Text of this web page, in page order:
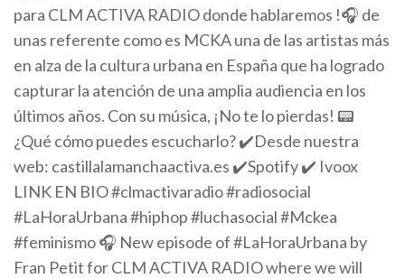
para CLM ACTIVA RADIO donde hablaremos !🎧 de
unas referente como es MCKA una de las artistas más
en alza de la cultura urbana en España que ha logrado
capturar la atención de una amplia audiencia en los
últimos años. Con su música, ¡No te lo pierdas! 📟
¿Qué cómo puedes escucharlo? ✔️Desde nuestra
web: castillalamanchaactiva.es ✔️Spotify ✔️ Ivoox
LINK EN BIO #clmactivaradio #radiosocial
#LaHoraUrbana #hiphop #luchasocial #Mckea
#feminismo 🎧 New episode of #LaHoraUrbana by
Fran Petit for CLM ACTIVA RADIO where we will